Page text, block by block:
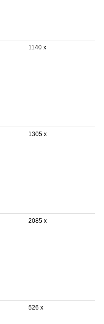
1140 x
1305 x
2085 x
526 x